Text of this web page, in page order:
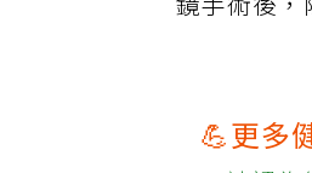
鏡手術後，
💪更多